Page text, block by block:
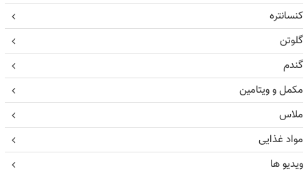
کنسانتره
گلوتن
گندم
مکمل و ویتامین
ملاس
مواد غذایی
ویدیو ها